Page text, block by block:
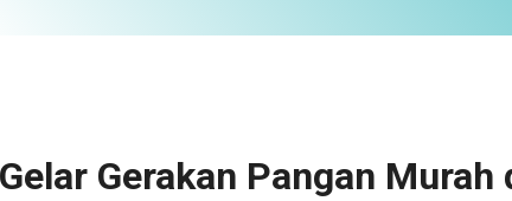
Gerakan Pangan Murah